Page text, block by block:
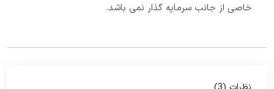
خاصی از جانب سرمایه گذار نمی باشد.